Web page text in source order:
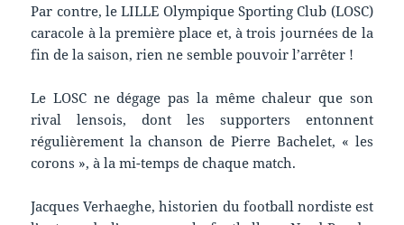
Par contre, le LILLE Olympique Sporting Club (LOSC)
caracole à la première place et, à trois journées de la
fin de la saison, rien ne semble pouvoir l’arrêter !
Le LOSC ne dégage pas la même chaleur que son
rival lensois, dont les supporters entonnent
régulièrement la chanson de Pierre Bachelet, « les
corons », à la mi-temps de chaque match.
Jacques Verhaeghe, historien du football nordiste est